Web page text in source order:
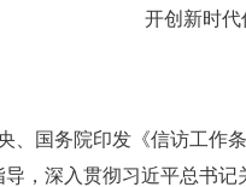
开创新时
国务院印发《信访工作
，深入贯彻习近平总书